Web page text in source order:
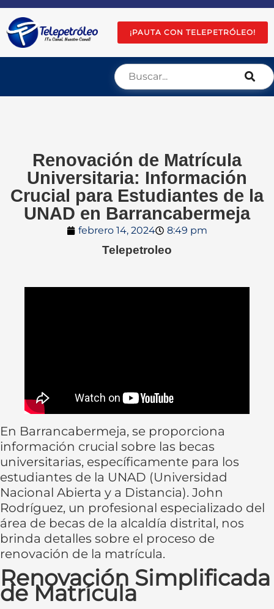
¡PAUTA CON TELEPETRÓLEO!
Renovación de Matrícula
Universitaria: Información
Crucial para Estudiantes de la
UNAD en Barrancabermeja
febrero 14, 2024 8:49 pm
Telepetroleo
En Barrancabermeja, se proporciona
información crucial sobre las becas
universitarias, específicamente para los
estudiantes de la UNAD (Universidad
Nacional Abierta y a Distancia). John
Rodríguez, un profesional especializado del
área de becas de la alcaldía distrital, nos
brinda detalles sobre el proceso de
renovación de la matrícula.
Renovación Simplificada
de Matrícula